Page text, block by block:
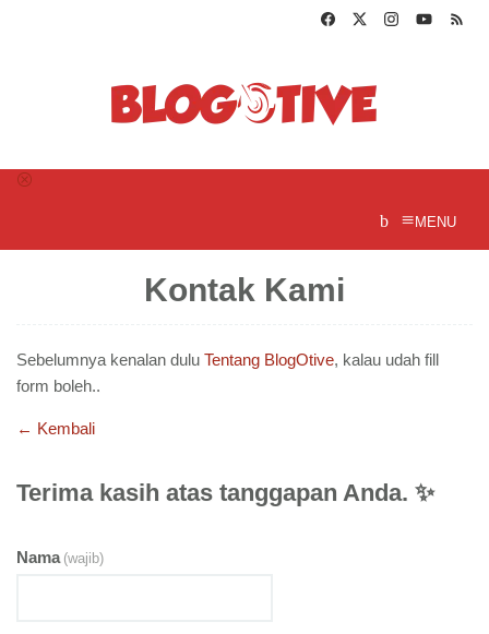
MENU
Kontak Kami
Widananto
Diposting
pada
2015
Sebelumnya kenalan dulu Tentang BlogOtive, kalau udah fill
form boleh..
← Kembali
Terima kasih atas tanggapan Anda. ✨
Nama (wajib)